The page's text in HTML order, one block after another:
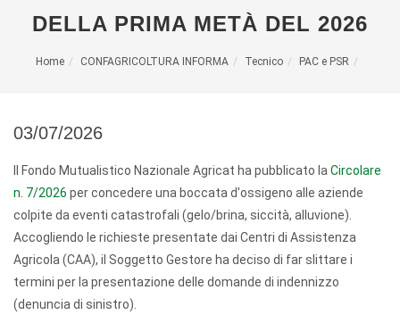
DELLA PRIMA METÀ DEL 2026
Home CONFAGRICOLTURA INFORMA Tecnico PAC e PSR
03/07/2026
Il Fondo Mutualistico Nazionale Agricat ha pubblicato la Circolare
n. 7/2026 per concedere una boccata d'ossigeno alle aziende
colpite da eventi catastrofali (gelo/brina, siccità, alluvione).
Accogliendo le richieste presentate dai Centri di Assistenza
Agricola (CAA), il Soggetto Gestore ha deciso di far slittare i
termini per la presentazione delle domande di indennizzo
(denuncia di sinistro).